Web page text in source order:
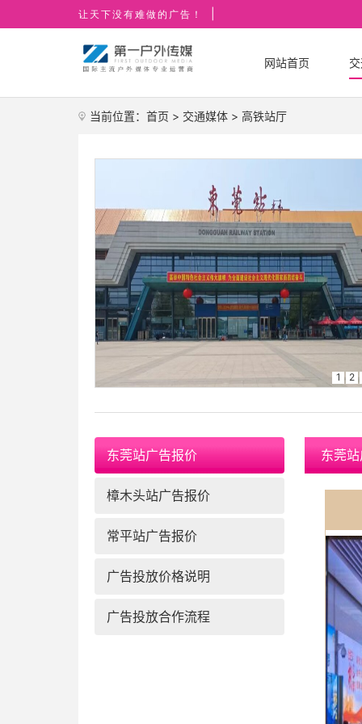
让天下没有难做的广告！
网站首页
当前位置： 首页 > 交通媒体 > 高铁站厅
1 2
东莞站广告报价
樟木头站广告报价
常平站广告报价
广告投放价格说明
广告投放合作流程
东莞